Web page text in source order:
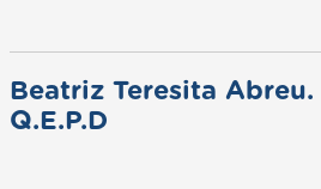
Beatriz Teresita Abreu.
Q.E.P.D